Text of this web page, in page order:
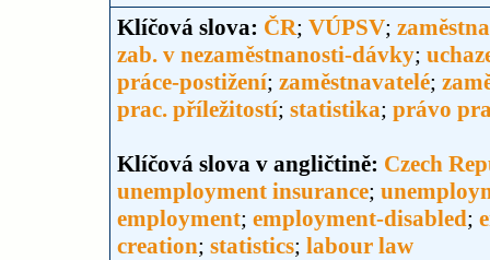
Klíčová slova: ČR; VÚPSV;
zab. v nezaměstnanosti-dávky;
práce-postižení; zaměstnavatelé;
prac. příležitostí; statistika; právo
Klíčová slova v angličtině: Czech
unemployment insurance;
employment; employment-disabled;
creation; statistics; labour law